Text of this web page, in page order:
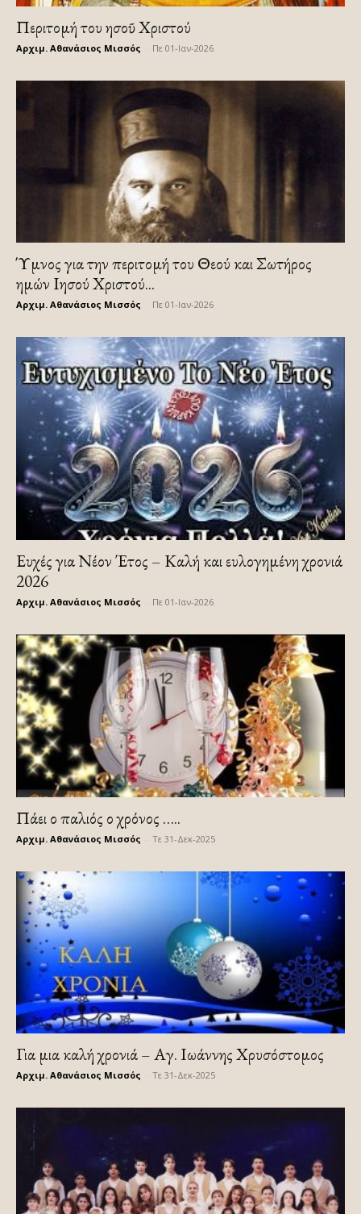
Περιτομή του Ἰησοῦ Χριστού
Αρχιμ. Αθανάσιος Μισσός Πε 01-Ιαν-2026
Ύμνος για την περιτομή του Θεού και Σωτήρος
ημών Ιησού Χριστού...
Αρχιμ. Αθανάσιος Μισσός Πε 01-Ιαν-2026
Ευχές για Νέον Έτος – Καλή και ευλογημένη χρονιά
2026
Αρχιμ. Αθανάσιος Μισσός Πε 01-Ιαν-2026
Πάει ο παλιός ο χρόνος …..
Αρχιμ. Αθανάσιος Μισσός Τε 31-Δεκ-2025
Για μια καλή χρονιά – Αγ. Ιωάννης Χρυσόστομος
Αρχιμ. Αθανάσιος Μισσός Τε 31-Δεκ-2025